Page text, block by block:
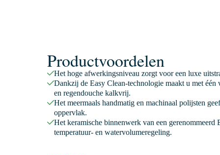
Productvoordelen
Het hoge afwerkingsniveau zorgt voor een luxe
Dankzij de Easy Clean-technologie maakt u met
en regendouche kalkvrij.
Het meermaals handmatig en machinaal polijsten
oppervlak.
Het keramische binnenwerk van een gerenommeerd
temperatuur- en watervolumeregeling.